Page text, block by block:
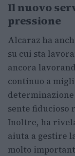
Il nuovo
pressione
Alcaraz ha
su cui sta
ancora
continuo a
sente fiducioso
Inoltre, ha
aiuta a gestire
molto